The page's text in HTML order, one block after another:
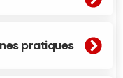
pratiques